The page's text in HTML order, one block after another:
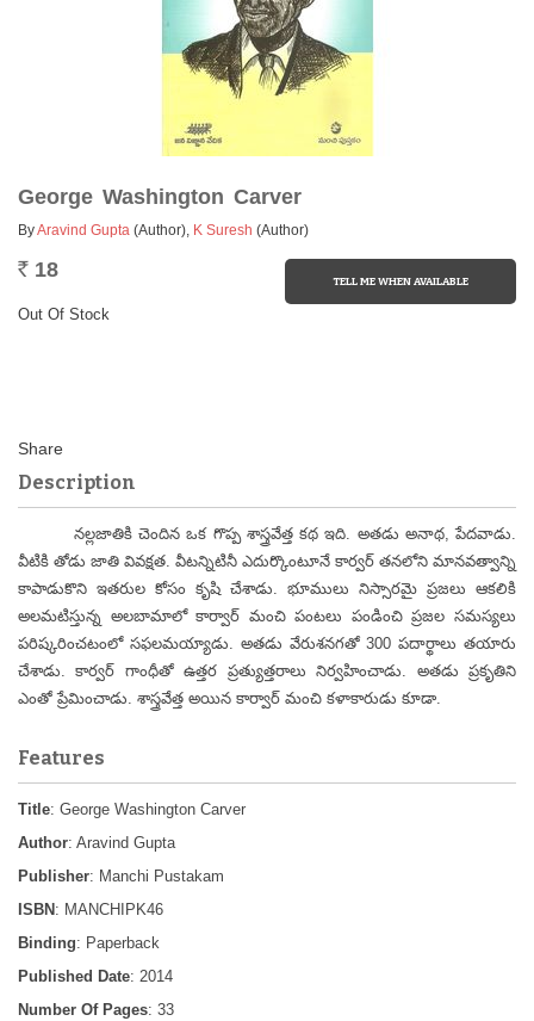
George Washington Carver
ByAravind Gupta (Author), K Suresh (Author)
Rs. 18
Out Of Stock
Description
నల్లజాతికి చెందిన ఒక గొప్ప శాస్త్రవేత్త కథ ఇది. అతడు అనాథ, పేదవాడు.
వీటికి తోడు జాతి వివక్షత. వీటన్నిటినీ ఎదుర్కొంటూనే కార్వర్ తనలోని మానవత్వాన్ని
కాపాడుకొని ఇతరుల కోసం కృషి చేశాడు. భూములు నిస్సారమై ప్రజలు ఆకలికి
అలమటిస్తున్న అలబామాలో కార్వార్ మంచి పంటలు పండించి ప్రజల సమస్యలు
పరిష్కరించటంలో సఫలమయ్యాడు. అతడు వేరుశనగతో 300 పదార్థాలు తయారు
చేశాడు. కార్వర్ గాంధీతో ఉత్తర ప్రత్యుత్తరాలు నిర్వహించాడు. అతడు ప్రకృతిని
ఎంతో ప్రేమించాడు. శాస్త్రవేత్త అయిన కార్వార్ మంచి కళాకారుడు కూడా.
Features
Title: George Washington Carver
Author: Aravind Gupta
Publisher: Manchi Pustakam
ISBN : MANCHIPK46
Binding: Paperback
Published Date: 2014
Number Of Pages: 33